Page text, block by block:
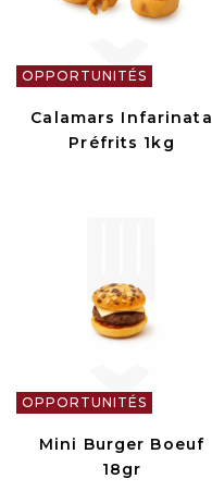
OPPORTUNITÉS
Calamars Infarinata
Préfrits 1kg
OPPORTUNITÉS
Mini Burger Boeuf
18gr